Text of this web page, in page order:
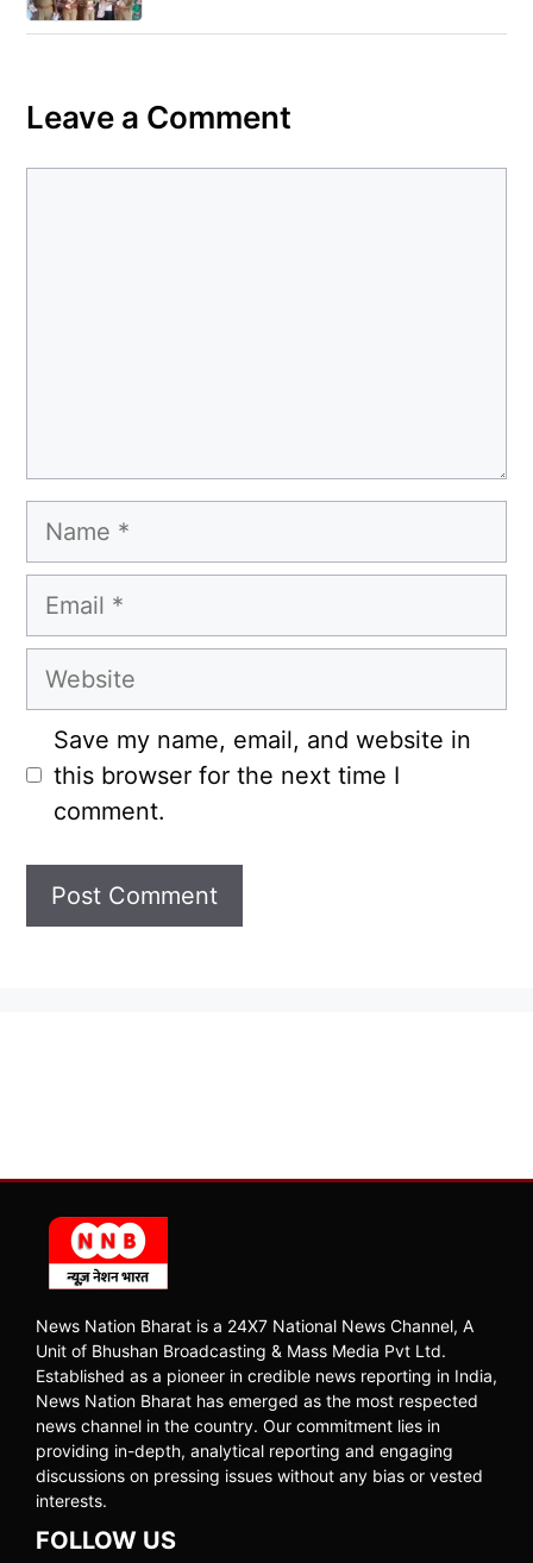
Leave a Comment
Name
Email
Website
Save my name, email, and website in
this browser for the next time I
comment.
News Nation Bharat is a 24X7 National News Channel, A
Unit of Bhushan Broadcasting & Mass Media Pvt Ltd.
Established as a pioneer in credible news reporting in India,
News Nation Bharat has emerged as the most respected
news channel in the country. Our commitment lies in
providing in-depth, analytical reporting and engaging
discussions on pressing issues without any bias or vested
interests.
FOLLOW US